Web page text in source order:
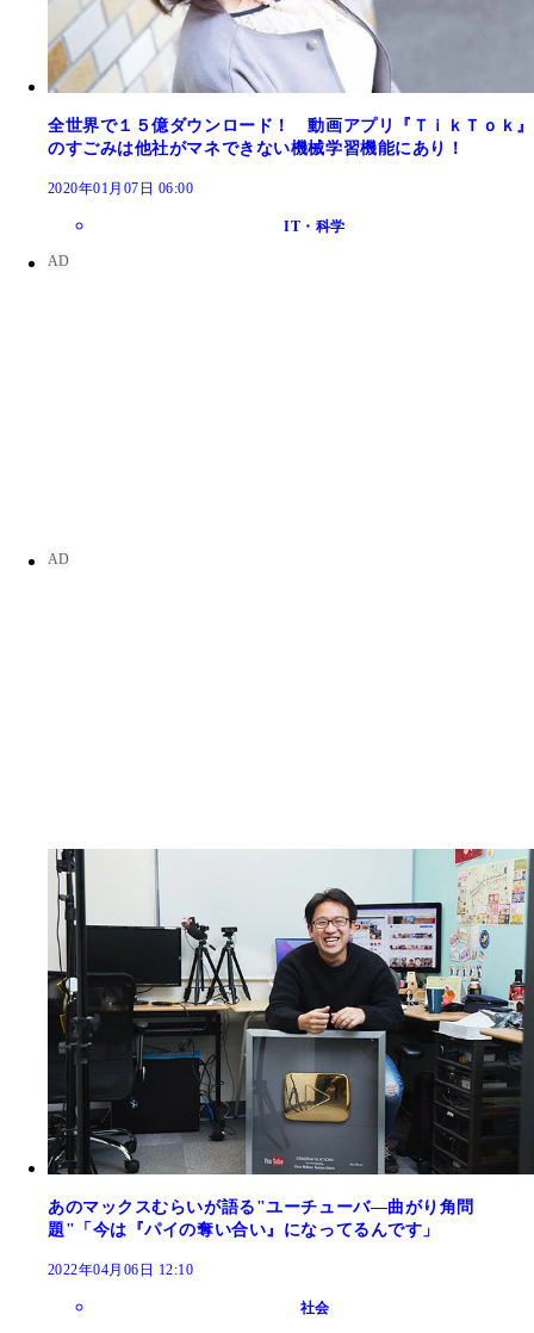
全世界で１５億ダウンロード！ 動画アプリ『ＴｉｋＴｏｋ』
のすごみは他社がマネできない機械学習機能にあり！
2020年01月07日 06:00
IT・科学
あのマックスむらいが語る"ユーチューバ―曲がり角問
題"「今は『パイの奪い合い』になってるんです」
2022年04月06日 12:10
社会